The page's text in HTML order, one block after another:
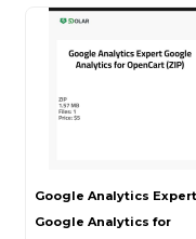
Google Analytics Expert
Google Analytics for